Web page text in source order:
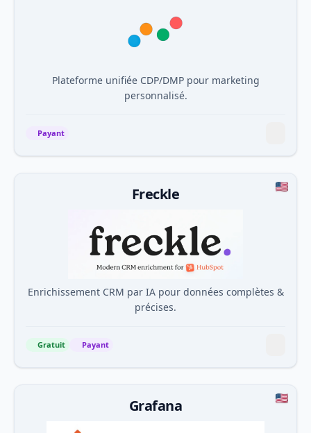
Plateforme unifiée CDP/DMP pour marketing
personnalisé.
Payant
Freckle
Enrichissement CRM par IA pour données complètes &
précises.
Gratuit Payant
Grafana